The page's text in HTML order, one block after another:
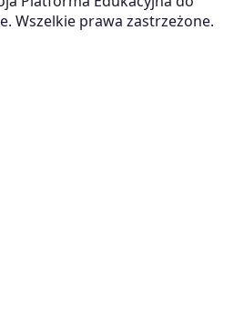
Wszelkie prawa zastrzeżone.